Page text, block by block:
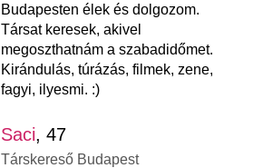
Budapesten élek és dolgozom.
Társat keresek, akivel
megoszthatnám a szabadidőmet.
Kirándulás, túrázás, filmek, zene,
fagyi, ilyesmi. :)
Saci, 47
Társkereső Budapest